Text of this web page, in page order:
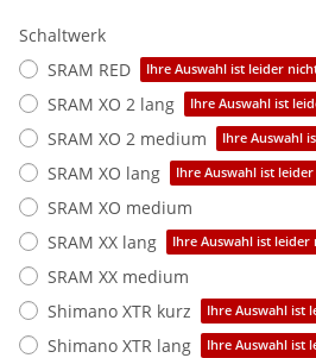
Schaltwerk
SRAM RED
Ihre Auswahl ist leider
SRAM XO 2 lang Ihre Auswahl ist
SRAM XO 2 medium Ihre Auswahl
SRAM XO lang Ihre Auswahl ist
SRAM XO medium
SRAM XX lang
Ihre Auswahl ist
SRAM XX medium
Shimano XTR kurz
Ihre Auswahl ist
Shimano XTR lang Ihre Auswahl ist